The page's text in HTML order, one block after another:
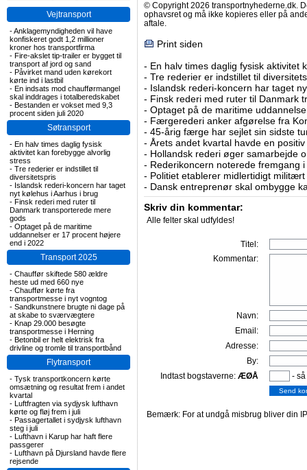
Vejtransport
-Anklagemyndigheden vil have
konfiskeret godt 1,2 millioner
kroner hos transportfirma
- Fire-akslet tip-trailer er bygget til
transport af jord og sand
- Påvirket mand uden kørekort
kørte ind i lastbil
- En indsats mod chaufførmangel
skal inddrages i totalberedskabet
- Bestanden er vokset med 9,3
procent siden juli 2020
Søtransport
- En halv times daglig fysisk
aktivitet kan forebygge alvorlig
stress
- Tre rederier er indstillet til
diversitetspris
- Islandsk rederi-koncern har taget
nyt kølehus i Aarhus i brug
- Finsk rederi med ruter til
Danmark transporterede mere
gods
- Optaget på de maritime
uddannelser er 17 procent højere
end i 2022
Transport 2025
- Chauffør skiftede 580 ældre
heste ud med 660 nye
- Chauffør kørte fra
transportmesse i nyt vogntog
- Sandkunstnere brugte ni dage på
at skabe to sværvægtere
- Knap 29.000 besøgte
transportmesse i Herning
- Betonbil er helt elektrisk fra
drivline og tromle til transportbånd
Flytransport
- Tysk transportkoncern kørte
omsætning og resultat frem i andet
kvartal
- Luftfragten via sydjysk lufthavn
kørte og fløj frem i juli
- Passagertallet i sydjysk lufthavn
steg i juli
- Lufthavn i Karup har haft flere
passgerer
- Lufthavn på Djursland havde flere
rejsende
© Copyright 2026 transportnyhederne.dk.
ophavsret og må ikke kopieres eller på
aftale.
Print siden
- En halv times daglig fysisk aktivitet
- Tre rederier er indstillet til
- Islandsk rederi-koncern har taget
- Finsk rederi med ruter til Danmark
- Optaget på de maritime
- Færgerederi anker afgørelse fra
- 45-årig færge har sejlet sin sidste
- Årets andet kvartal havde en
- Hollandsk rederi øger samarbejde
- Rederikoncern noterede fremgang
- Politiet etablerer midlertidigt
- Dansk entreprenør skal ombygge
Skriv din kommentar:
Alle felter skal udfyldes!
Titel:
Kommentar:
Navn:
Email:
Adresse:
By:
Indtast bogstaverne: ÆØÅ -
Bemærk: For at undgå misbrug bliver din